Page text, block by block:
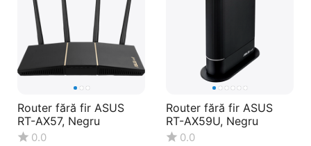
Router fără fir ASUS
RT-AX57, Negru
0.0
Router fără fir ASUS
RT-AX59U, Negru
0.0